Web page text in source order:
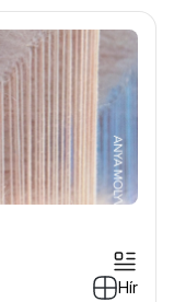
Hír